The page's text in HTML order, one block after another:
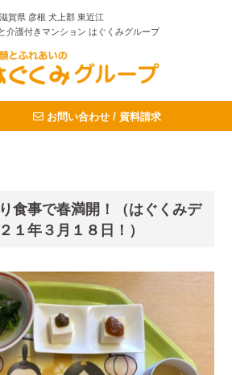
滋賀県 彦根 犬上郡 東近江
介護付きマンション はぐくみグループ
お問い合わせ / 資料請求
食事で春満開！（はぐくみデ
１年３月１８日！）